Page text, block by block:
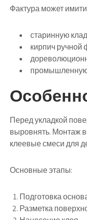
Фактура может
старинную
кирпич ручной
промышленную
Перед укладкой
выровнять. Монтаж
клеевые смеси для
Основные этапы:
Подготовка
Разметка